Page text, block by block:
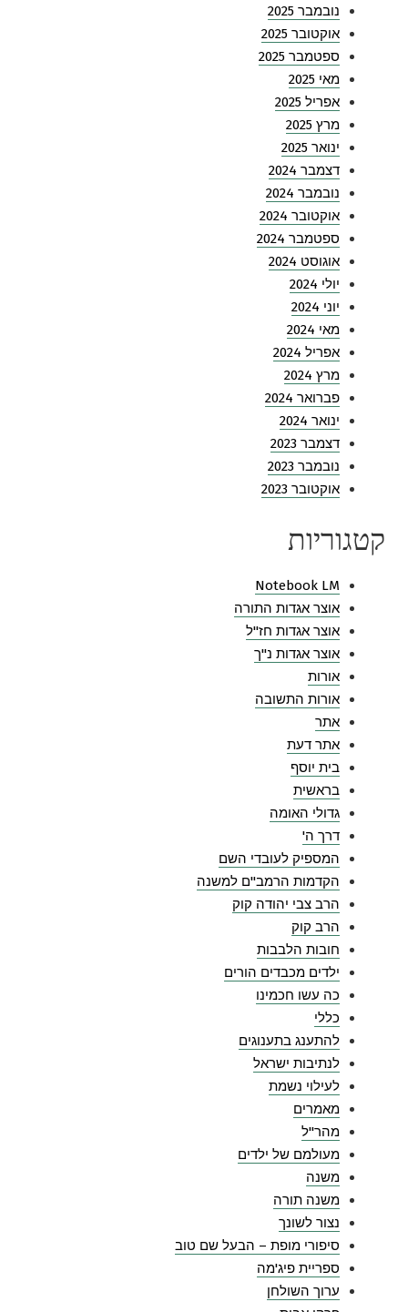
נובמבר 2025
אוקטובר 2025
ספטמבר 2025
מאי 2025
אפריל 2025
מרץ 2025
ינואר 2025
דצמבר 2024
נובמבר 2024
אוקטובר 2024
ספטמבר 2024
אוגוסט 2024
יולי 2024
יוני 2024
מאי 2024
אפריל 2024
מרץ 2024
פברואר 2024
ינואר 2024
דצמבר 2023
נובמבר 2023
אוקטובר 2023
קטגוריות
Notebook LM
אוצר אגדות התורה
אוצר אגדות חז"ל
אוצר אגדות נ"ך
אורות
אורות התשובה
אתר
אתר דעת
בית יוסף
בראשית
גדולי האומה
דרך ה'
המספיק לעובדי השם
הקדמות הרמב"ם למשנה
הרב צבי יהודה קוק
הרב קוק
חובות הלבבות
ילדים מכבדים הורים
כה עשו חכמינו
כללי
להתענג בתענוגים
לנתיבות ישראל
לעילוי נשמת
מאמרים
מהר"ל
מעולמם של ילדים
משנה
משנה תורה
נצור לשונך
סיפורי מופת – הבעל שם טוב
ספריית פיג'מה
ערוך השולחן